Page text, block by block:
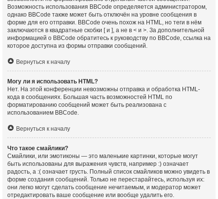
Возможность использования BBCode определяется администратором,
однако BBCode также может быть отключён на уровне сообщения в
форме для его отправки. BBCode очень похож на HTML, но теги в нём
заключаются в квадратные скобки [ и ], а не в < и >. За дополнительной
информацией о BBCode обратитесь к руководству по BBCode, ссылка на
которое доступна из формы отправки сообщений.
Вернуться к началу
Могу ли я использовать HTML?
Нет. На этой конференции невозможны отправка и обработка HTML-
кода в сообщениях. Большая часть возможностей HTML по
форматированию сообщений может быть реализована с
использованием BBCode.
Вернуться к началу
Что такое смайлики?
Смайлики, или эмотиконы — это маленькие картинки, которые могут
быть использованы для выражения чувств, например :) означает
радость, а :( означает грусть. Полный список смайликов можно увидеть в
форме создания сообщений. Только не перестарайтесь, используя их:
они легко могут сделать сообщение нечитаемым, и модератор может
отредактировать ваше сообщение или вообще удалить его.